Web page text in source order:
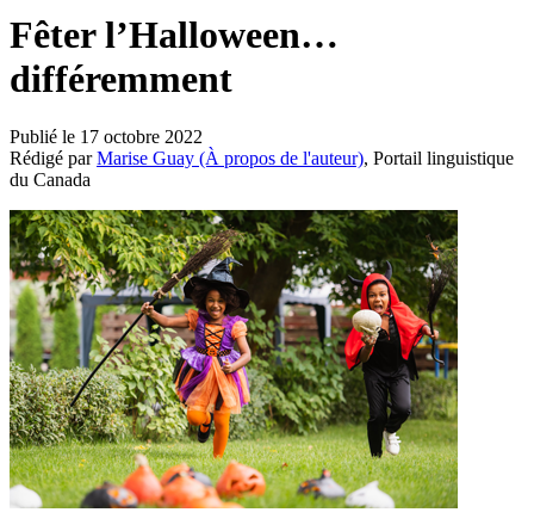
Fêter l’Halloween…
différemment
Publié le 17 octobre 2022
Rédigé parMarise Guay (À propos de l'auteur), Portail linguistique
du Canada